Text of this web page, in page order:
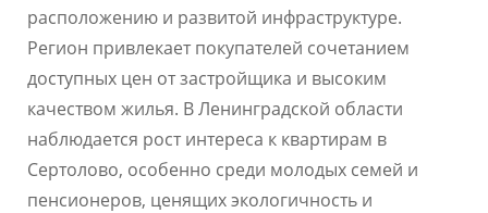
расположению и развитой инфраструктуре.
Регион привлекает покупателей сочетанием
доступных цен от застройщика и высоким
качеством жилья. В Ленинградской области
наблюдается рост интереса к квартирам в
Сертолово, особенно среди молодых семей и
пенсионеров, ценящих экологичность и